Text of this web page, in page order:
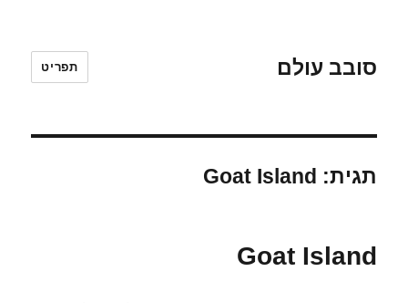
סובב עולם תפריט
תגית: Goat Island
Goat Island